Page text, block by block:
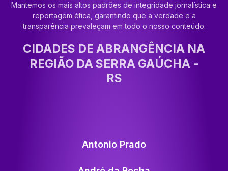
Mantemos os mais altos padrões de integridade jornalística e
reportagem ética, garantindo que a verdade e a
transparência prevaleçam em todo o nosso conteúdo.
CIDADES DE ABRANGÊNCIA NA
REGIÃO DA SERRA GAÚCHA -
RS
Antonio Prado